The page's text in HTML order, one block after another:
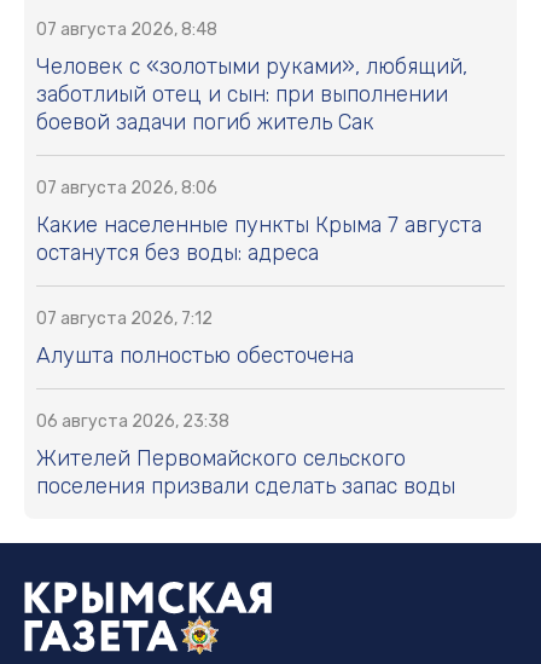
07 августа 2026, 8:48
Человек с «золотыми руками», любящий,
заботлиый отец и сын: при выполнении
боевой задачи погиб житель Сак
07 августа 2026, 8:06
Какие населенные пункты Крыма 7 августа
останутся без воды: адреса
07 августа 2026, 7:12
Алушта полностью обесточена
06 августа 2026, 23:38
Жителей Первомайского сельского
поселения призвали сделать запас воды